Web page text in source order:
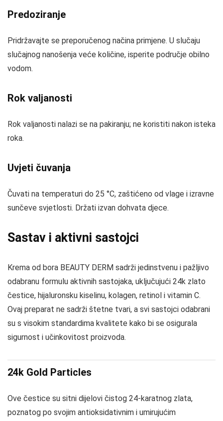
Predoziranje
Pridržavajte se preporučenog načina primjene. U slučaju
slučajnog nanošenja veće količine, isperite područje obilno
vodom.
Rok valjanosti
Rok valjanosti nalazi se na pakiranju; ne koristiti nakon isteka
roka.
Uvjeti čuvanja
Čuvati na temperaturi do 25 °C, zaštićeno od vlage i izravne
sunčeve svjetlosti. Držati izvan dohvata djece.
Sastav i aktivni sastojci
Krema od bora BEAUTY DERM sadrži jedinstvenu i pažljivo
odabranu formulu aktivnih sastojaka, uključujući 24k zlato
čestice, hijaluronsku kiselinu, kolagen, retinol i vitamin C.
Ovaj preparat ne sadrži štetne tvari, a svi sastojci odabrani
su s visokim standardima kvalitete kako bi se osigurala
sigurnost i učinkovitost proizvoda.
24k Gold Particles
Ove čestice su sitni dijelovi čistog 24-karatnog zlata,
poznatog po svojim antioksidativnim i umirujućim